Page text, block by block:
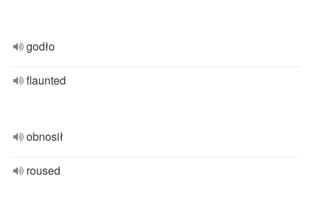
godło
flaunted
obnosił
roused